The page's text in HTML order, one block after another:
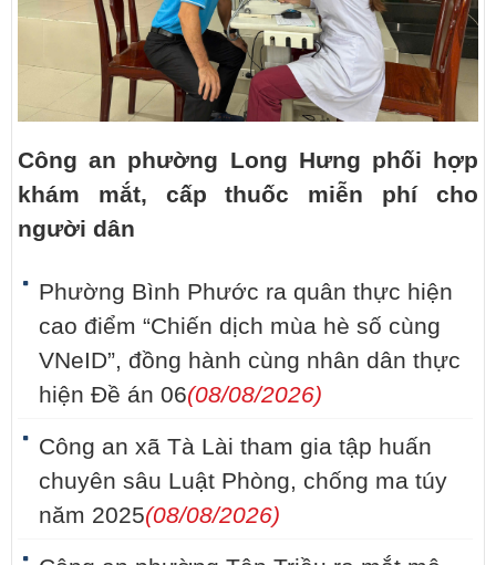
Công an phường Long Hưng phối hợp
khám mắt, cấp thuốc miễn phí cho
người dân
Phường Bình Phước ra quân thực hiện
cao điểm “Chiến dịch mùa hè số cùng
VNeID”, đồng hành cùng nhân dân thực
hiện Đề án 06(08/08/2026)
Công an xã Tà Lài tham gia tập huấn
chuyên sâu Luật Phòng, chống ma túy
năm 2025(08/08/2026)